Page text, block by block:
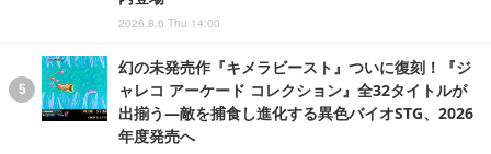
2026.8.6 Thu 14:00
幻の未発売作『キメラビースト』ついに復刻！『ジ
ャレコ アーケード コレクション』全32タイトルが
出揃う―敵を捕食し進化する異色バイオSTG、2026
年度発売へ